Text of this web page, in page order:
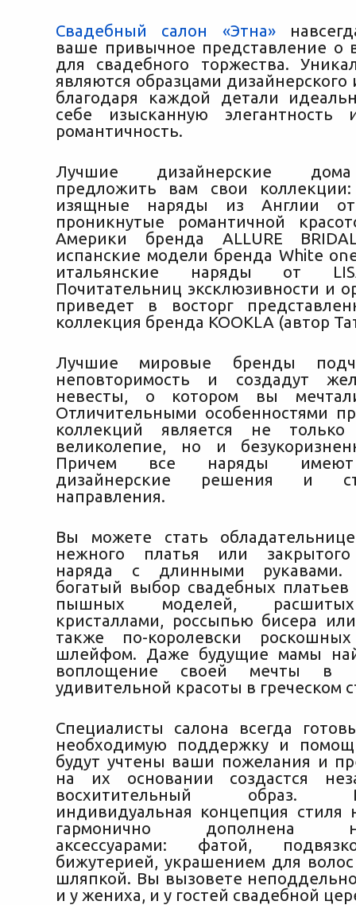
Свадебный салон «Этна»
ваше привычное представление о
для свадебного торжества.
являются образцами дизайнерского
благодаря каждой детали
себе изысканную элегантность
романтичность.
Лучшие дизайнерские
предложить вам свои коллекции:
изящные наряды из Англии
проникнутые романтичной
Америки бренда ALLURE
испанские модели бренда White
итальянские наряды от
Почитательниц эксклюзивности и
приведет в восторг
коллекция бренда KOOKLA (автор
Лучшие мировые бренды
неповторимость и создадут
невесты, о котором вы
Отличительными особенностями
коллекций является не только
великолепие, но и
Причем все наряды имеют
дизайнерские решения и
направления.
Вы можете стать
нежного платья или закрытого
наряда с длинными рукавами.
богатый выбор свадебных платьев
пышных моделей,
кристаллами, россыпью бисера
также по-королевски
шлейфом. Даже будущие мамы
воплощение своей мечты в
удивительной красоты в греческом
Специалисты салона всегда
необходимую поддержку и
будут учтены ваши пожелания и
на их основании создастся
восхитительный образ.
индивидуальная концепция стиля
гармонично дополнена
аксессуарами: фатой,
бижутерией, украшением для
шляпкой. Вы вызовете
и у жениха, и у гостей свадебной